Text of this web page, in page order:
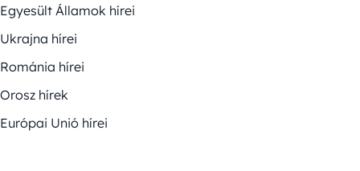
Egyesült Államok hírei
Ukrajna hírei
Románia hírei
Orosz hírek
Európai Unió hírei